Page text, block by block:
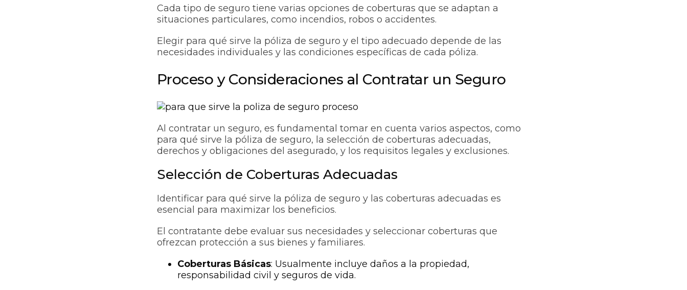
Cada tipo de seguro tiene varias opciones de coberturas que se adaptan a
situaciones particulares, como incendios, robos o accidentes.
Elegir para qué sirve la póliza de seguro y el tipo adecuado depende de las
necesidades individuales y las condiciones específicas de cada póliza.
Proceso y Consideraciones al Contratar un Seguro
Al contratar un seguro, es fundamental tomar en cuenta varios aspectos, como
para qué sirve la póliza de seguro, la selección de coberturas adecuadas,
derechos y obligaciones del asegurado, y los requisitos legales y exclusiones.
Selección de Coberturas Adecuadas
Identificar para qué sirve la póliza de seguro y las coberturas adecuadas es
esencial para maximizar los beneficios.
El contratante debe evaluar sus necesidades y seleccionar coberturas que
ofrezcan protección a sus bienes y familiares.
Coberturas Básicas: Usualmente incluye daños a la propiedad,
responsabilidad civil y seguros de vida.